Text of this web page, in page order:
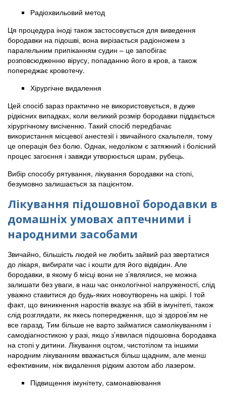
Радіохвильовий метод
Ця процедура іноді також застосовується для виведення
бородавки на підошві, вона вирізається радіоножем з
паралельним припіканням судин – це запобігає
розповсюдженню вірусу, попаданню його в кров, а також
попереджає кровотечу.
Хірургічне видалення
Цей спосіб зараз практично не використовується, в дуже
рідкісних випадках, коли великий розмір бородавки піддається
хірургічному висіченню. Такий спосіб передбачає
використання місцевої анестезії і звичайного скальпеля, тому
це операція без болю. Однак, недоліком є затяжний і болісний
процес загоєння і завжди утворюється шрам, рубець.
Вибір способу рятування, лікування бородавки на стопі,
безумовно залишається за пацієнтом.
Лікування підошовної бородавки в
домашніх умовах аптечними і
народними засобами
Звичайно, більшість людей не любить зайвий раз звертатися
до лікаря, вибирати час і кошти для його відвідин. Але
бородавки, в якому б місці вони не з’являлися, не можна
залишати без уваги, в наш час онкологічної напруженості, слід
уважно ставитися до будь-яких новоутворень на шкірі. І той
факт, що виникнення наростів вказує на збій в імунітеті, також
слід розглядати, як якесь попередження, що зі здоров’ям не
все гаразд. Тим більше не варто займатися самолікуванням і
самодіагностикою у разі, якщо з’явилася підошовна бородавка
на стопі у дитини. Лікування оцтом, чистотілом та іншими
народним лікуванням вважається більш щадним, але менш
ефективним, ніж видалення рідким азотом або лазером.
Підвищення імунітету, самонавіювання